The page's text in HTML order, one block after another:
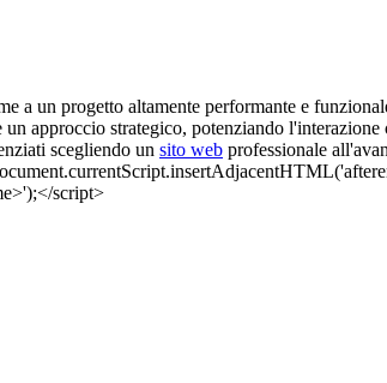
a un progetto altamente performante e
approccio strategico, potenziando
scegliendo un sito web professionale